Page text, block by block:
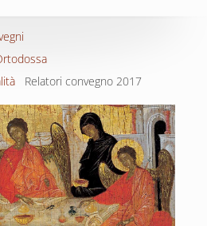
Relatori convegno 2017